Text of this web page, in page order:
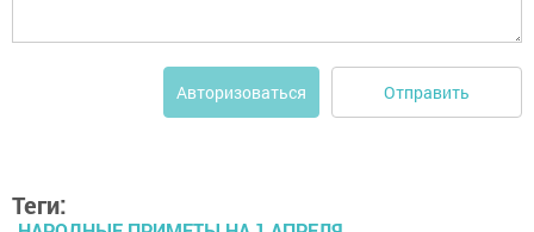
Авторизоваться Отправить
Теги: